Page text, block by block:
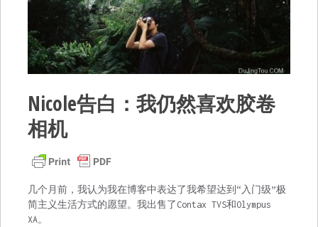
Nicole告白：我仍然喜欢胶卷
相机
几个月前，我认为我在博客中表达了我希望达到“入门级”极
简主义生活方式的愿望。我出售了Contax TVS和Olympus
XA。